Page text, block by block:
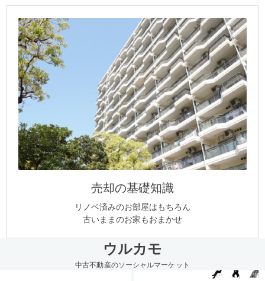
売却の基礎知識
リノベ済みのお部屋はもちろん
古いままのお家もおまかせ
ウルカモ
中古不動産のソーシャルマーケット